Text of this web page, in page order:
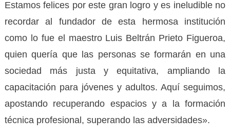
Estamos felices por este gran logro y es ineludible no
recordar al fundador de esta hermosa institución
como lo fue el maestro Luis Beltrán Prieto Figueroa,
quien quería que las personas se formarán en una
sociedad más justa y equitativa, ampliando la
capacitación para jóvenes y adultos. Aquí seguimos,
apostando recuperando espacios y a la formación
técnica profesional, superando las adversidades».